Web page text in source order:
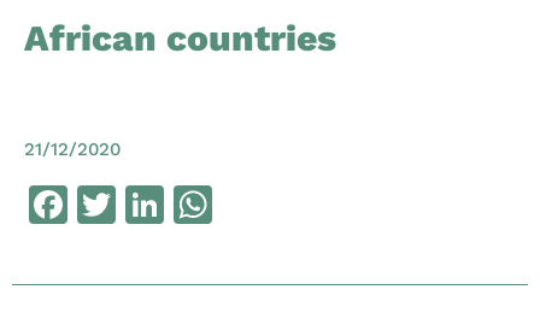
African countries
21/12/2020
Facebook
TwitterLinkedIn